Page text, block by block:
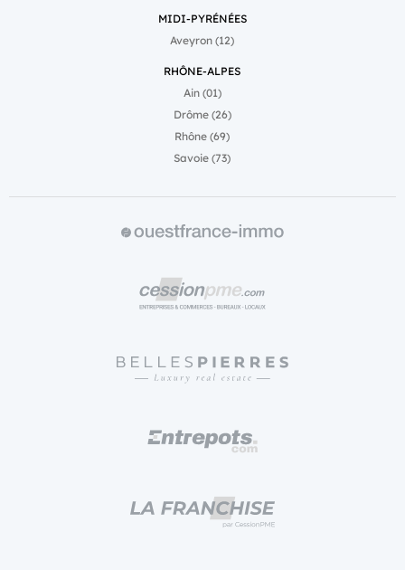
MIDI-PYRÉNÉES
Aveyron (12)
RHÔNE-ALPES
Ain (01)
Drôme (26)
Rhône (69)
Savoie (73)